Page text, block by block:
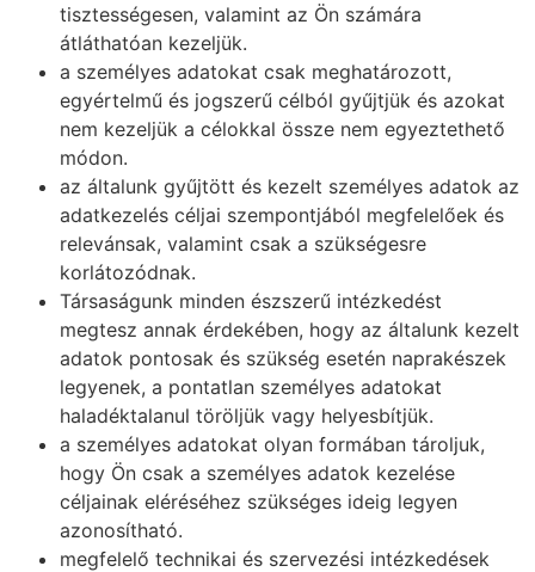
tisztességesen, valamint az Ön számára
átláthatóan kezeljük.
a személyes adatokat csak meghatározott,
egyértelmű és jogszerű célból gyűjtjük és azokat
nem kezeljük a célokkal össze nem egyeztethető
módon.
az általunk gyűjtött és kezelt személyes adatok az
adatkezelés céljai szempontjából megfelelőek és
relevánsak, valamint csak a szükségesre
korlátozódnak.
Társaságunk minden észszerű intézkedést
megtesz annak érdekében, hogy az általunk kezelt
adatok pontosak és szükség esetén naprakészek
legyenek, a pontatlan személyes adatokat
haladéktalanul töröljük vagy helyesbítjük.
a személyes adatokat olyan formában tároljuk,
hogy Ön csak a személyes adatok kezelése
céljainak eléréséhez szükséges ideig legyen
azonosítható.
megfelelő technikai és szervezési intézkedések